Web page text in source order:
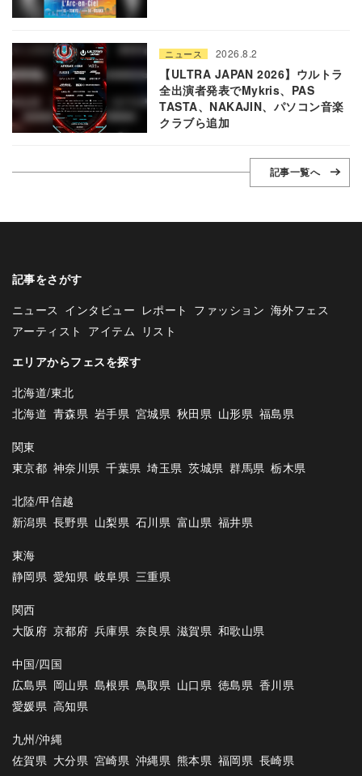
ニュース 2026.8.2
【ULTRA JAPAN 2026】ウルトラ
全出演者発表でMykris、PAS
TASTA、NAKAJIN、パソコン音楽
クラブら追加
記事一覧へ
記事をさがす
ニュース インタビュー レポート ファッション 海外フェス
アーティスト アイテム リスト
エリアからフェスを探す
北海道/東北
北海道 青森県 岩手県 宮城県 秋田県 山形県 福島県
関東
東京都 神奈川県 千葉県 埼玉県 茨城県 群馬県 栃木県
北陸/甲信越
新潟県 長野県 山梨県 石川県 富山県 福井県
東海
静岡県 愛知県 岐阜県 三重県
関西
大阪府 京都府 兵庫県 奈良県 滋賀県 和歌山県
中国/四国
広島県 岡山県 島根県 鳥取県 山口県 徳島県 香川県
愛媛県 高知県
九州/沖縄
佐賀県 大分県 宮崎県 沖縄県 熊本県 福岡県 長崎県